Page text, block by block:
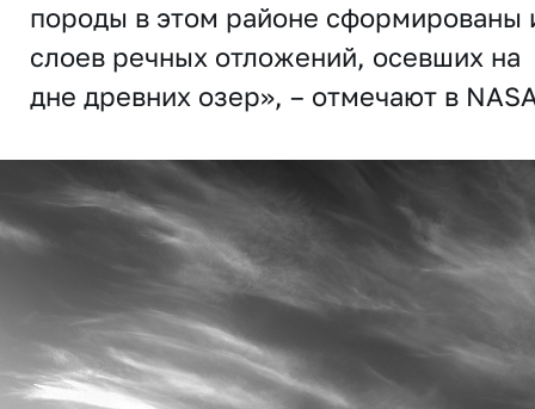
породы в этом районе сформированы
слоев речных отложений, осевших на
дне древних озер», – отмечают в